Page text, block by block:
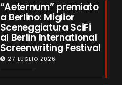
“Aeternum” premiato
a Berlino: Miglior
Sceneggiatura SciFi
al Berlin International
Screenwriting Festival
27 LUGLIO 2026